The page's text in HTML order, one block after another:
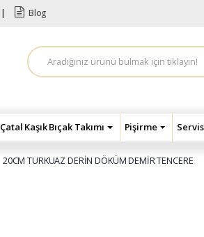
Blog
A
r
a
Çatal Kaşık Bıçak Takımı Pişirme
20CM TURKUAZ DERİN DÖKÜM DEMİR TENCERE